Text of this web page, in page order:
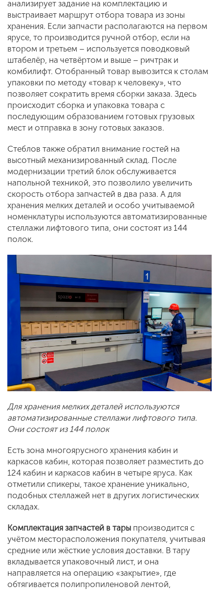
анализирует задание на комплектацию и
выстраивает маршрут отбора товара из зоны
хранения. Если запчасти располагаются на первом
ярусе, то производится ручной отбор, если на
втором и третьем – используется поводковый
штабелёр, на четвёртом и выше – ричтрак и
комбилифт. Отобранный товар вывозится к столам
упаковки по методу «товар к человеку», что
позволяет сократить время сборки заказа. Здесь
происходит сборка и упаковка товара с
последующим образованием готовых грузовых
мест и отправка в зону готовых заказов.
Стеблов также обратил внимание гостей на
высотный механизированный склад. После
модернизации третий блок обслуживается
напольной техникой, это позволило увеличить
скорость отбора запчастей в два раза. А для
хранения мелких деталей и особо учитываемой
номенклатуры используются автоматизированные
стеллажи лифтового типа, они состоят из 144
полок.
Для хранения мелких деталей используются
автоматизированные стеллажи лифтового типа.
Они состоят из 144 полок
Есть зона многоярусного хранения кабин и
каркасов кабин, которая позволяет разместить до
124 кабин и каркасов кабин в четыре яруса. Как
отметили спикеры, такое хранение уникально,
подобных стеллажей нет в других логистических
складах.
Комплектация запчастей в тары производится с
учётом месторасположения покупателя, учитывая
средние или жёсткие условия доставки. В тару
вкладывается упаковочный лист, и она
направляется на операцию «закрытие», где
обтягивается полипропиленовой лентой,